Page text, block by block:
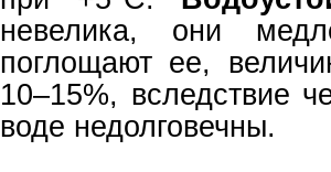
невелика, они
поглощают ее,
10–15%, вследствие
воде недолговечны.